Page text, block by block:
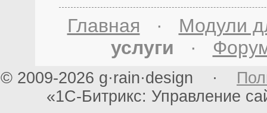
Главная · Модули
услуги ·
© 2009-2026 g·rain·design ·
«1С-Битрикс: Управление